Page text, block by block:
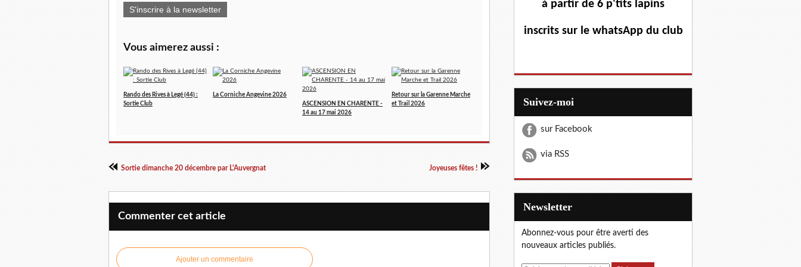
S'inscrire à la newsletter
Vous aimerez aussi :
Rando des Rives à Legé (44) :
Sortie Club
La Corniche Angevine 2026
ASCENSION EN CHARENTE -
14 au 17 mai 2026
Retour sur la Garenne Marche
et Trail 2026
Sortie dimanche 20 décembre par L'Auvergnat Joyeuses fêtes !
Commenter cet article
Ajouter un commentaire
à partir de 6 p'tits lapins
inscrits sur le whatsApp du club
Suivez-moi
sur Facebook
via RSS
Newsletter
Abonnez-vous pour être averti des
nouveaux articles publiés.